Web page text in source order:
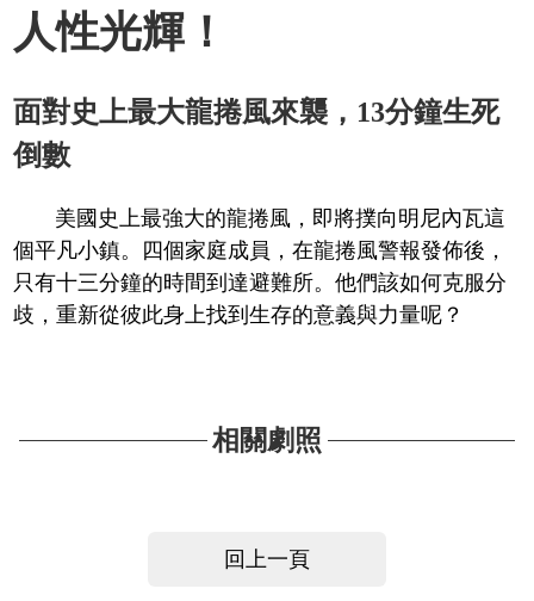
人性光輝！
面對史上最大龍捲風來襲，13分鐘生死
倒數
美國史上最強大的龍捲風，即將撲向明尼內瓦這
個平凡小鎮。四個家庭成員，在龍捲風警報發佈後，
只有十三分鐘的時間到達避難所。他們該如何克服分
歧，重新從彼此身上找到生存的意義與力量呢？
相關劇照
回上一頁